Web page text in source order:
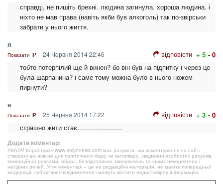
справді, не пишіть брехні. людина загинула. хороша людина. і
ніхто не мав права (навіть якби був алкоголь) так по-звірськи
забрати у нього життя.
я
Показати IP 24 Червня 2014 22:46 відповісти + 5 - 0
тобто потерпілий ще й винен? бо він був на підпитку і через це
була шарпанина? і саме тому можна було в нього ножем
пирнути?
я
Показати IP 25 Червня 2014 17:22 відповісти + 3 - 0
страшно жити стає.......................
Додати коментар:
УВАГА! Користувач www.volynnews.com має розуміти, що коментування на сайті
створені аж ніяк не для політичного піару чи антипіару, зведення особистих рахунків,
комерційної реклами, образ, безпідставних звинувачень та інших некоректних і
негідних речей. Утім коментарі – це не редакційні матеріали, не мають попередньої
модерації, суб’єктивні повідомлення і можуть містити недостовірну інформацію.